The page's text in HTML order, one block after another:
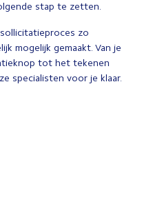
stap te zetten.
zo
mogelijk gemaakt. Van je
tot het tekenen
specialisten voor je klaar.